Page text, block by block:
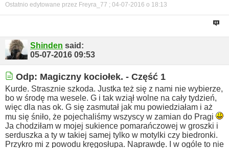
Ostatnio edytowane przez Freyra_77 ; 04-07-2016 o 18:13
Shinden said:
05-07-2016 09:53
Odp: Magiczny kociołek. - Część 1
Kurde. Strasznie szkoda. Justka też się z nami nie wybierze,
bo w środę ma wesele. G i tak wziął wolne na cały tydzień,
więc dla nas ok. G się zasmutał jak mu powiedziałam i aż
mu się śniło, że pojechaliśmy wszyscy w zamian do Pragi
Ja chodziłam w mojej sukience pomarańczowej w groszki i
serduszka a ty w takiej samej tylko w motylki czy biedronki.
Przykro mi z powodu kręgosłupa. Naprawdę.
I w ogóle to nie